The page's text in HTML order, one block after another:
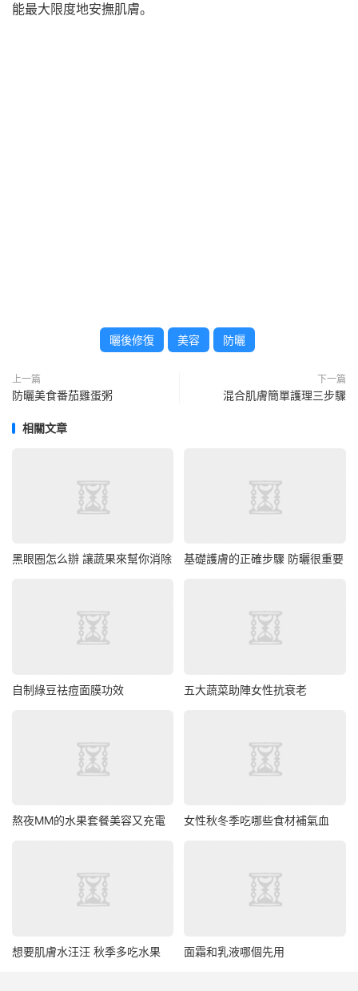
能最大限度地安撫肌膚。
曬後修復 美容 防曬
上一篇
防曬美食番茄雞蛋粥
下一篇
混合肌膚簡單護理三步驟
相關文章
黑眼圈怎么辦 讓蔬果來幫你消除 基礎護膚的正確步驟 防曬很重要
自制綠豆祛痘面膜功效 五大蔬菜助陣女性抗衰老
熬夜MM的水果套餐美容又充電 女性秋冬季吃哪些食材補氣血
想要肌膚水汪汪 秋季多吃水果 面霜和乳液哪個先用